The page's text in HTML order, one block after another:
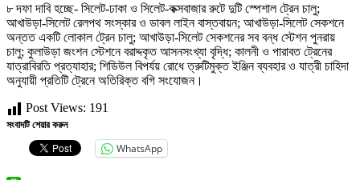
৮ দফা দাবি হচ্ছে- সিলেট-ঢাকা ও সিলেট-কক্সবাজার রুটে দুটি স্পেশাল ট্রেন চালু;
আখাউড়া-সিলেট রেলপথ সংস্কার ও ডাবল লাইন বাস্তবায়ন; আখাউড়া-সিলেট সেকশনে
অন্তত একটি লোকাল ট্রেন চালু; আখাউড়া-সিলেট সেকশনের সব বন্ধ স্টেশন পুনরায়
চালু; কুলাউড়া জংশন স্টেশনে বরাদ্দকৃত আসনসংখ্যা বৃদ্ধি; কালনী ও পারাবত ট্রেনের
যাত্রাবিরতি প্রত্যাহার; শিডিউল বিপর্যয় রোধে ত্রুটিমুক্ত ইঞ্জিন ব্যবহার ও যাত্রী চাহিদা
অনুযায়ী প্রতিটি ট্রেনে অতিরিক্ত বগি সংযোজন।
Post Views: 191
সংবাদটি শেয়ার করুন
WhatsApp